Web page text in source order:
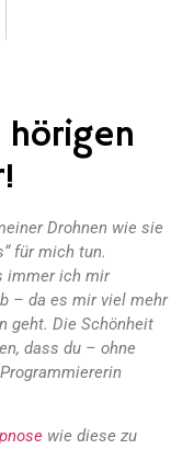
Drohnen wie sie
für mich tun.
immer ich mir
– da es mir viel mehr
geht. Die Schönheit
dass du – ohne
wie diese zu